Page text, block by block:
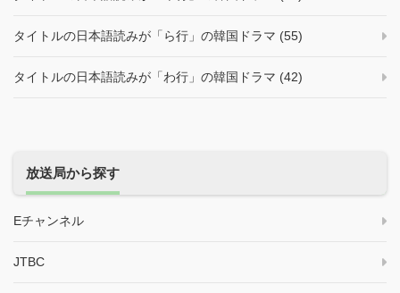
タイトルの日本語読みが「ら行」の韓国ドラマ (55)
タイトルの日本語読みが「わ行」の韓国ドラマ (42)
放送局から探す
Eチャンネル
JTBC